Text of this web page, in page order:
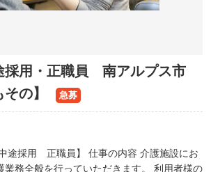
採用・正職員 南アルプス市
の】
急募
途採用 正職員】 仕事の内容 介護施設にお
業務全般を行っていただきます。 利用者様の